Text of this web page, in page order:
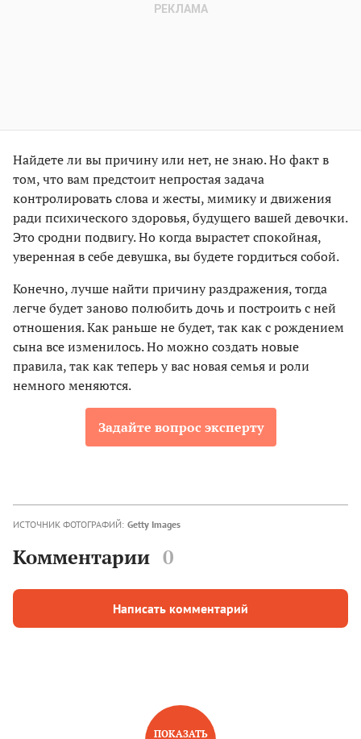
Найдете ли вы причину или нет, не знаю. Но факт в
том, что вам предстоит непростая задача
контролировать слова и жесты, мимику и движения
ради психического здоровья, будущего вашей девочки.
Это сродни подвигу. Но когда вырастет спокойная,
уверенная в себе девушка, вы будете гордиться собой.
Конечно, лучше найти причину раздражения, тогда
легче будет заново полюбить дочь и построить с ней
отношения. Как раньше не будет, так как с рождением
сына все изменилось. Но можно создать новые
правила, так как теперь у вас новая семья и роли
немного меняются.
Задайте вопрос эксперту
ИСТОЧНИК ФОТОГРАФИЙ: Getty Images
Комментарии 0
Написать комментарий
ПОКАЗАТЬ